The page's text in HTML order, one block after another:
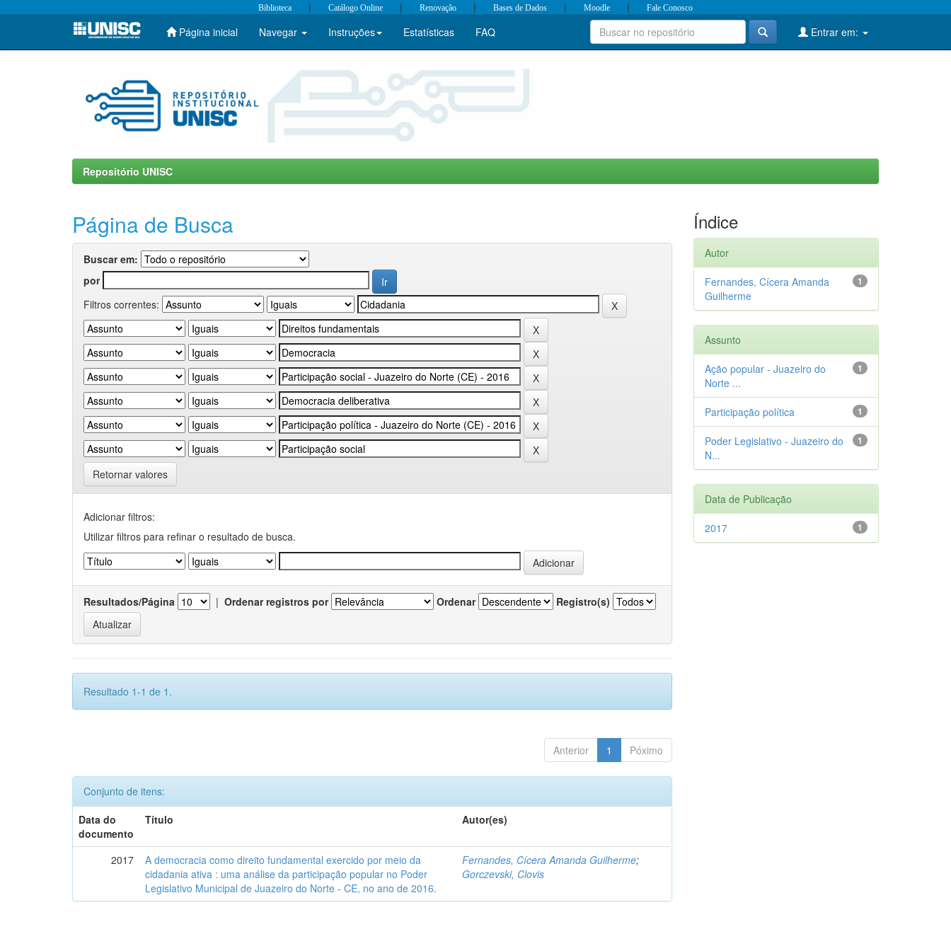
Skip
Biblioteca | Catálogo Online | Renovação | Bases de Dados | Moodle | Fale Conosco
Página inicial Navegar Instruções Estatísticas FAQ Entrar em:
Repositório UNISC
Página de Busca
Buscar em:
por
Filtros correntes:
Retornar valores
Adicionar filtros:
Utilizar filtros para refinar o resultado de busca.
Resultados/Página | Ordenar registros por Ordenar Registro(s)
Resultado 1-1 de 1.
Anterior 1 Póximo
Conjunto de itens:
Data do
documento
Título Autor(es)
2017
A democracia como direito fundamental exercido por meio da
cidadania ativa : uma análise da participação popular no Poder
Legislativo Municipal de Juazeiro do Norte - CE, no ano de 2016.
Fernandes, Cícera Amanda Guilherme;
Gorczevski, Clovis
Índice
Autor
1
Fernandes, Cícera Amanda
Guilherme
Assunto
1
Ação popular - Juazeiro do
Norte ...
1
Participação política
1
Poder Legislativo - Juazeiro do
N...
Data de Publicação
1
2017